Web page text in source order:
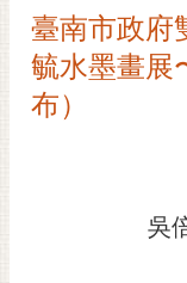
精彩府城
市府動態
臺南市政府
毓水墨畫展
布）
吳